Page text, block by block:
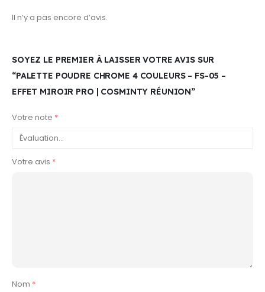
Il n’y a pas encore d’avis.
SOYEZ LE PREMIER À LAISSER VOTRE AVIS SUR
“PALETTE POUDRE CHROME 4 COULEURS – FS-05 –
EFFET MIROIR PRO | COSMINTY RÉUNION”
Votre note *
Votre avis *
Nom *